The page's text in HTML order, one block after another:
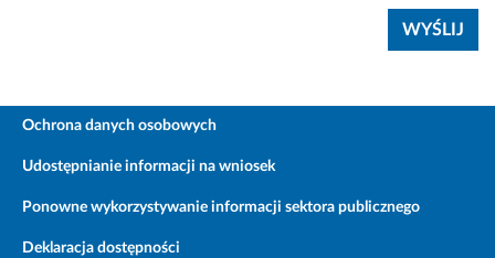
Ochrona danych osobowych
Udostępnianie informacji na wniosek
Ponowne wykorzystywanie informacji sektora publicznego
Deklaracja dostępności